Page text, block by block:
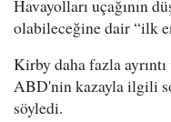
Havayolları uçağının
olabileceğine dair “ilk
Kirby daha fazla
ABD'nin kazayla ilgili
söyledi.